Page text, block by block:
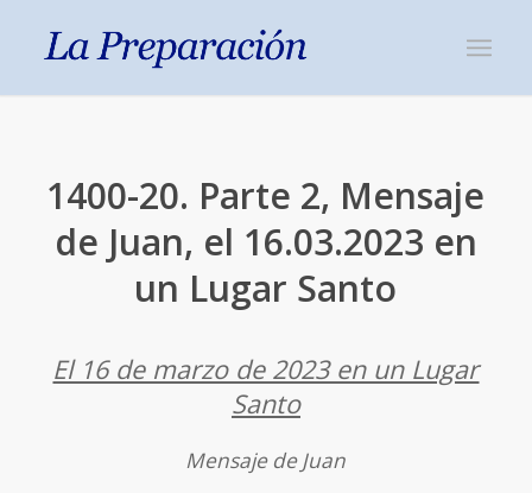
1400-20. Parte 2, Mensaje
de Juan, el 16.03.2023 en
un Lugar Santo
El 16 de marzo de 2023 en un Lugar
Santo
Mensaje de Juan